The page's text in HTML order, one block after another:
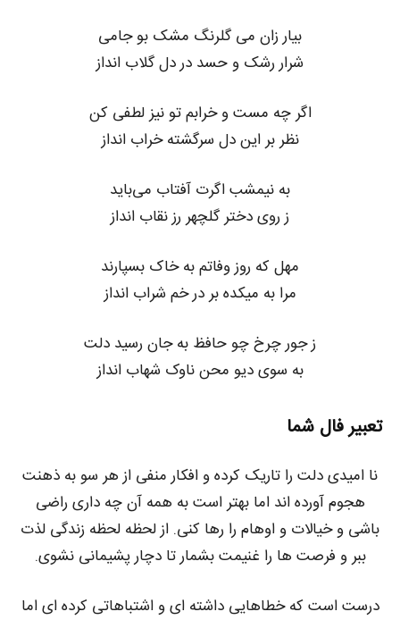
بیار زان می گلرنگ مشک بو جامی
شرار رشک و حسد در دل گلاب انداز
اگر چه مست و خرابم تو نیز لطفی کن
نظر بر این دل سرگشته خراب انداز
به نیمشب اگرت آفتاب می‌باید
ز روی دختر گلچهر رز نقاب انداز
مهل که روز وفاتم به خاک بسپارند
مرا به میکده بر در خم شراب انداز
ز جور چرخ چو حافظ به جان رسید دلت
به سوی دیو محن ناوک شهاب انداز
تعبیر فال شما
نا امیدی دلت را تاریک کرده و افکار منفی از هر سو به ذهنت
هجوم آورده اند اما بهتر است به همه آن چه داری راضی
باشی و خیالات و اوهام را رها کنی. از لحظه لحظه زندگی لذت
ببر و فرصت ها را غنیمت بشمار تا دچار پشیمانی نشوی.
درست است که خطاهایی داشته ای و اشتباهاتی کرده ای اما